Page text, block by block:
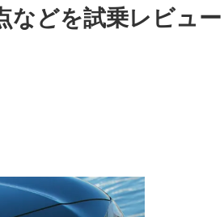
などを試乗レビュー